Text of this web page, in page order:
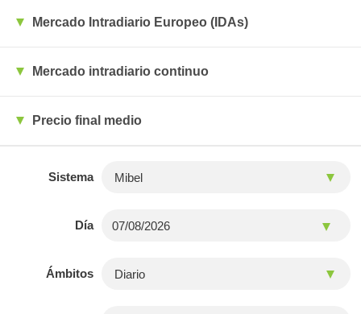
Mercado Intradiario Europeo (IDAs)
Mercado intradiario continuo
Precio final medio
Sistema
Día
Ámbitos